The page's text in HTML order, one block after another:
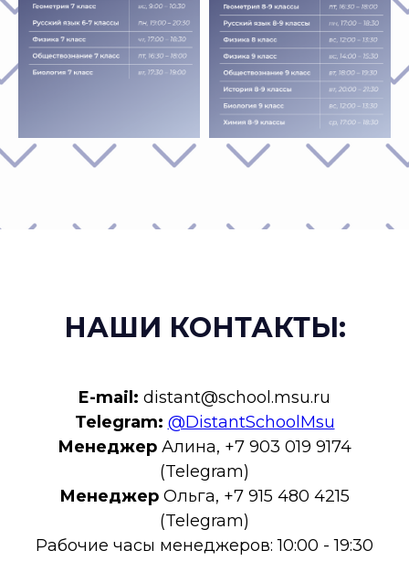
НАШИ КОНТАКТЫ:
E-mail: distant@school.msu.ru
Telegram: @DistantSchoolMsu
Менеджер Алина, +7 903 019 9174
(Telegram)
Менеджер Ольга, +7 915 480 4215
(Telegram)
Рабочие часы менеджеров: 10:00 - 19:30